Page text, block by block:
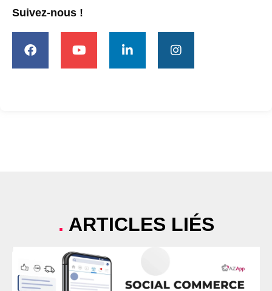
Suivez-nous !
. ARTICLES LIÉS